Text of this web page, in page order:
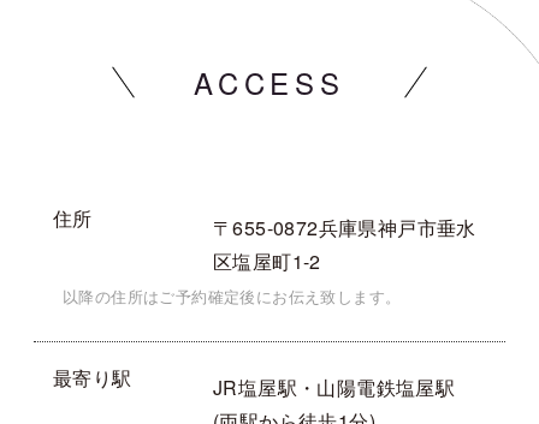
ACCESS
住所
〒655-0872兵庫県神戸市垂水
区塩屋町1-2
以降の住所はご予約確定後にお伝え致します。
最寄り駅
JR塩屋駅・山陽電鉄塩屋駅